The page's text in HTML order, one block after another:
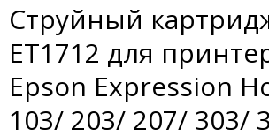
Струйный
ET1712 для
Epson Expression
103/ 203/ 207/ 303/